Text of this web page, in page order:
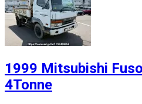
1999 Mitsubishi
4Tonne